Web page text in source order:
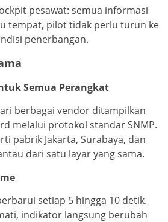
pesawat: semua informasi
tempat, pilot tidak perlu turun ke
penerbangan.
Semua Perangkat
berbagai vendor ditampilkan
melalui protokol standar SNMP.
pabrik Jakarta, Surabaya, dan
dari satu layar yang sama.
setiap 5 hingga 10 detik.
indikator langsung berubah